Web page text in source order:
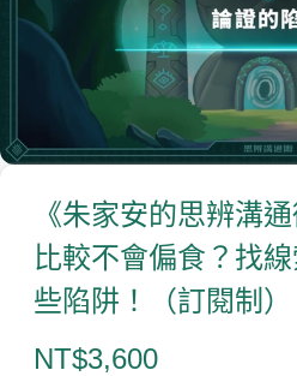
《朱家安的思辨溝
比較不會偏食？找
些陷阱！（訂閱制）
NT$3,600